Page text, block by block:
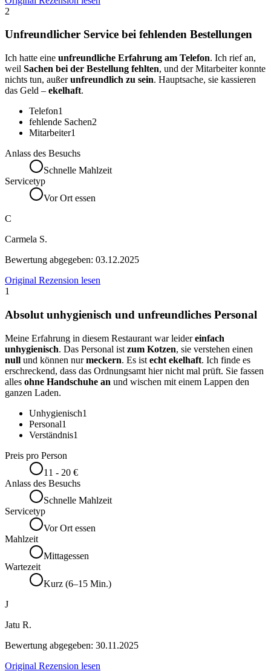
2
Unfreundlicher Service bei fehlenden Bestellungen
Ich hatte eine unfreundliche Erfahrung am Telefon. Ich rief an,
weil Sachen bei der Bestellung fehlten, und der Mitarbeiter konnte
nichts tun, außerunfreundlich zu sein. Hauptsache, sie kassieren
das Geld – ekelhaft.
Telefon1
fehlende Sachen2
Mitarbeiter1
Anlass des Besuchs
Schnelle Mahlzeit
Servicetyp
Vor Ort essen
C
Carmela S.
Bewertung abgegeben: 03.12.2025
Original Rezension lesen
1
Absolut unhygienisch und unfreundliches Personal
Meine Erfahrung in diesem Restaurant war leidereinfach
unhygienisch. Das Personal ist zum Kotzen, sie verstehen einen
null und können nurmeckern. Es ist echt ekelhaft. Ich finde es
erschreckend, dass das Ordnungsamt hier nicht mal prüft. Sie fassen
alles ohne Handschuhe an und wischen mit einem Lappen den
ganzen Laden.
Unhygienisch1
Personal1
Verständnis1
Preis pro Person
11 - 20 €
Anlass des Besuchs
Schnelle Mahlzeit
Servicetyp
Vor Ort essen
Mahlzeit
Mittagessen
Wartezeit
Kurz (6–15 Min.)
J
Jatu R.
Bewertung abgegeben: 30.11.2025
Original Rezension lesen